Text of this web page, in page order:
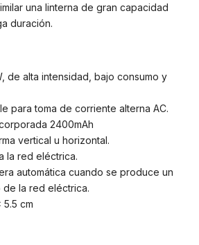
una linterna de gran capacidad
duración.
de alta intensidad, bajo consumo y
para toma de corriente alterna AC.
2400mAh
vertical u horizontal.
la red eléctrica.
automática cuando se produce un
de la red eléctrica.
cm